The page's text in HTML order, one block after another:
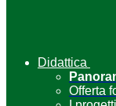
Didattica
Offerta